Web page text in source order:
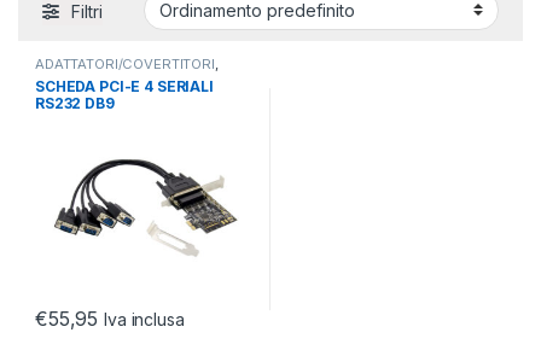
Filtri
ADATTATORI/COVERTITORI,
COMPONENTI PC, SCHEDE PCI
SCHEDA PCI-E 4 SERIALI
RS232 DB9
€55,95 Iva inclusa